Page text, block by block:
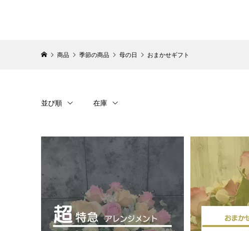
商品 季節の商品 母の日 おまかせギフト
並び順 在庫